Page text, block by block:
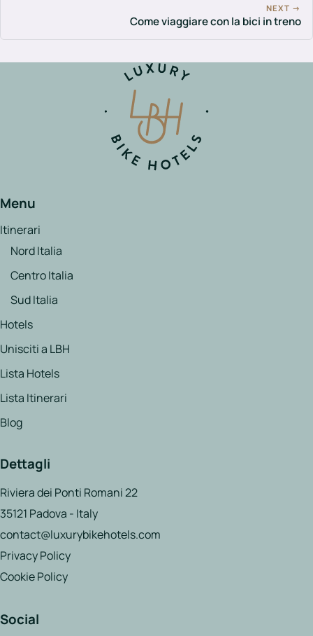
NEXT →
Come viaggiare con la bici in treno
Menu
Itinerari
Nord Italia
Centro Italia
Sud Italia
Hotels
Unisciti a LBH
Lista Hotels
Lista Itinerari
Blog
Social
Dettagli
Riviera dei Ponti Romani 22
35121 Padova - Italy
contact@luxurybikehotels.com
Privacy Policy
Cookie Policy